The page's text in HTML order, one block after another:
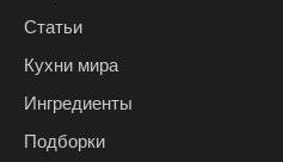
Статьи
Кухни мира
Ингредиенты
Подборки